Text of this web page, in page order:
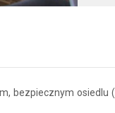
bezpiecznym osiedlu